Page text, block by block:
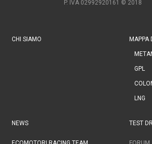
P. IVA 02992920161 © 2018
CHI SIAMO MAPPA
GPL
LNG
NEWS TEST